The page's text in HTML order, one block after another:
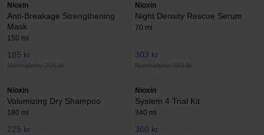
Nioxin
Anti-Breakage Strengthening
Mask
150 ml
185 kr
Normalpris 205 kr
Nioxin
Night Density Rescue Serum
70 ml
303 kr
Normalpris 589 kr
Nioxin
Volumizing Dry Shampoo
180 ml
225 kr
Nioxin
System 4 Trial Kit
340 ml
360 kr